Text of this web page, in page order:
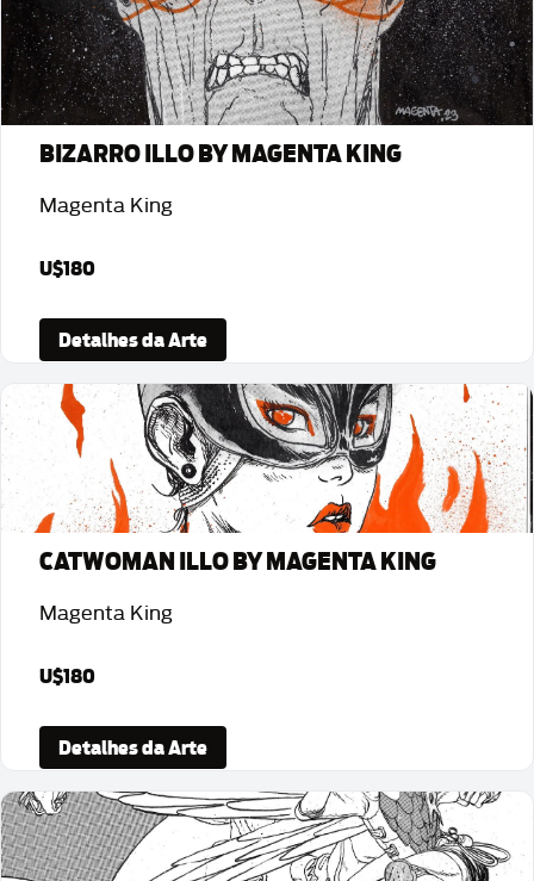
BIZARRO ILLO BY MAGENTA KING
Magenta King
U$180
Detalhes da Arte
CATWOMAN ILLO BY MAGENTA KING
Magenta King
U$180
Detalhes da Arte